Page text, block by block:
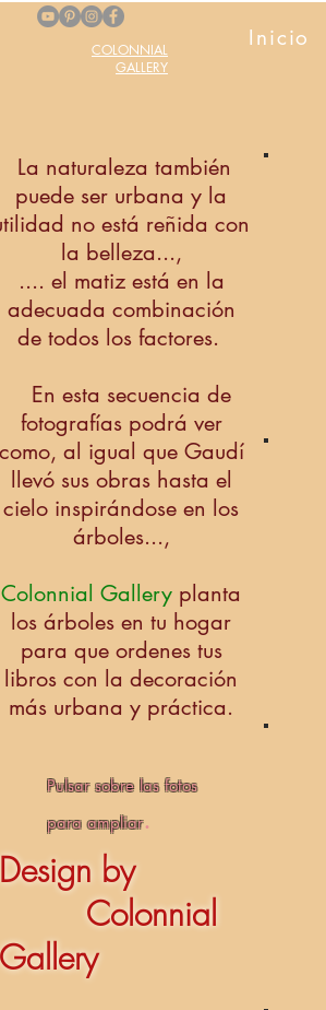
COLONNIAL
GALLERY
Inicio
La naturaleza también
puede ser urbana y la
no está reñida con
la belleza...,
.... el matiz está en la
adecuada combinación
de todos los factores.
En esta secuencia de
fotografías podrá ver
como, al igual que Gaudí
llevó sus obras hasta el
cielo inspirándose en los
árboles...,
Colonnial Gallery planta
los árboles en tu hogar
para que ordenes tus
libros con la decoración
más urbana y práctica.
Pulsar sobre las fotos
para ampliar.
Design by
Colonnial
Gallery